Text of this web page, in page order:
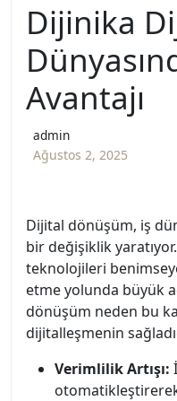
Dijinika
Avantajı
admin
Ağustos 2, 2025
Dijital dönüşüm, iş
bir değişiklik
teknolojileri
etme yolunda büyük
dönüşüm neden bu
dijitalleşmenin
Verimlilik Artışı: